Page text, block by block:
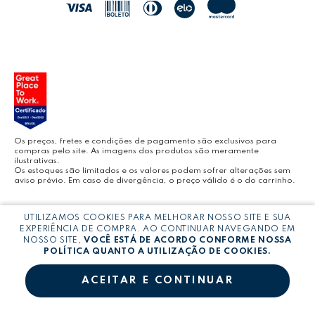
BLOG LEONORA
Os preços, fretes e condições de pagamento são exclusivos para
compras pelo site. As imagens dos produtos são meramente
ilustrativas.
Os estoques são limitados e os valores podem sofrer alterações sem
aviso prévio. Em caso de divergência, o preço válido é o do carrinho.
Copyright © LEONORA COMERCIO INTERNACIONAL LTDA - CNPJ:
03.064.692/0005-53
UTILIZAMOS COOKIES PARA MELHORAR NOSSO SITE E SUA
EXPERIÊNCIA DE COMPRA. AO CONTINUAR NAVEGANDO EM
NOSSO SITE,VOCÊ ESTÁ DE ACORDO CONFORME NOSSA
POLÍTICA QUANTO A UTILIZAÇÃO DE COOKIES.
ACEITAR E CONTINUAR